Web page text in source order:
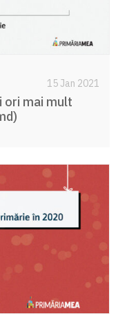
15 Jan 2021
ori mai mult